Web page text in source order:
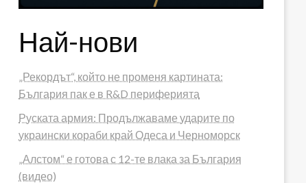
Най-нови
„Рекордът“, който не променя картината:
България пак е в R&D периферията
Руската армия: Продължаваме ударите по
украински кораби край Одеса и Черноморск
„Алстом“ е готова с 12-те влака за България
(видео)